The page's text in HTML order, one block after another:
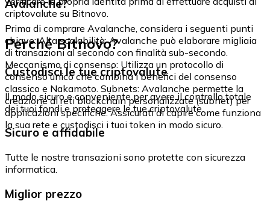
criptovalute su Bitnovo.
Avalanche?
Prima di comprare Avalanche, considera i seguenti punti
chiave: Alta scalabilità: Avalanche può elaborare migliaia
di transazioni al secondo con finalità sub-secondo.
Meccanismo di consenso: Utilizza un protocollo di
consenso unico che combina i benefici del consenso
classico e Nakamoto. Subnets: Avalanche permette la
creazione di reti blockchain personalizzate (subnet) per
applicazioni specifiche. Assicurati di capire come funziona
la sua rete e custodisci i tuoi token in modo sicuro.
Perché Bitnovo?
Custodisci le tue criptovalute
Il modo sicuro e conveniente per avere il controllo totale
dei tuoi fondi e proteggere le tue criptovalute.
Sicuro e affidabile
Tutte le nostre transazioni sono protette con sicurezza
informatica.
Miglior prezzo